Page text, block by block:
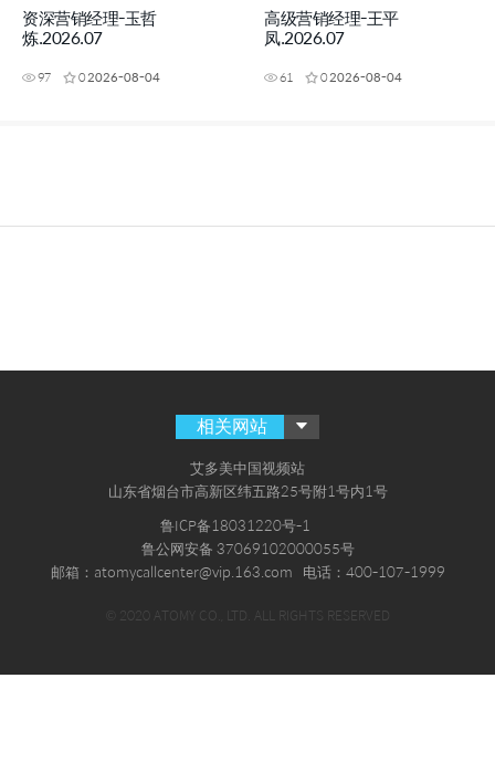
资深营销经理-玉哲
炼.2026.07
97 02026-08-04
高级营销经理-王平
凤.2026.07
61 02026-08-04
相关网站
艾多美中国视频站
山东省烟台市高新区纬五路25号附1号内1号
鲁ICP备18031220号-1
鲁公网安备 37069102000055号
邮箱：atomycallcenter@vip.163.com 电话：400-107-1999
© 2020 ATOMY CO., LTD. ALL RIGHTS RESERVED